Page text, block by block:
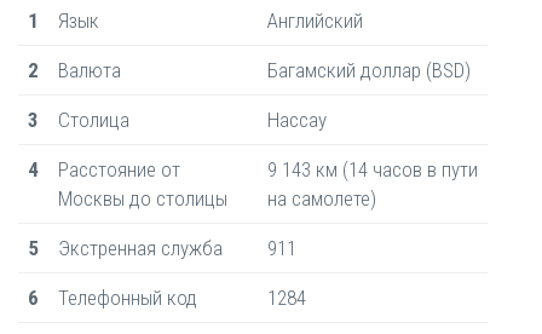
1 Язык Английский
2 Валюта Багамский доллар (BSD)
3 Столица Нассау
4
Расстояние от
Москвы до столицы
9 143 км (14 часов в пути
на самолете)
5 Экстренная служба 911
6 Телефонный код 1284